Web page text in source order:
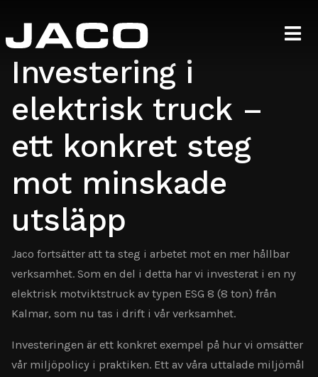
Investering i
elektrisk truck –
ett konkret steg
mot minskade
utsläpp
Jaco fortsätter att ta steg i arbetet mot en mer hållbar
verksamhet. Som en del i detta har vi investerat i en ny
elektrisk motviktstruck av typen ESG 8 (8 ton) från
Kalmar, som nu tas i drift i vår verksamhet.
Investeringen är ett konkret exempel på hur vi omsätter
vår miljöpolicy i praktiken. Ett av våra uttalade miljömål